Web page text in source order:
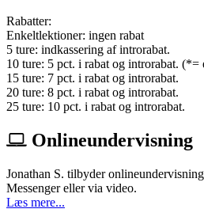
Rabatter:
Enkeltlektioner: ingen rabat
5 ture: indkassering af introrabat.
10 ture: 5 pct. i rabat og introrabat. (*=
15 ture: 7 pct. i rabat og introrabat.
20 ture: 8 pct. i rabat og introrabat.
25 ture: 10 pct. i rabat og introrabat.
Onlineundervisning
Jonathan S. tilbyder
Messenger eller via video.
Læs mere...